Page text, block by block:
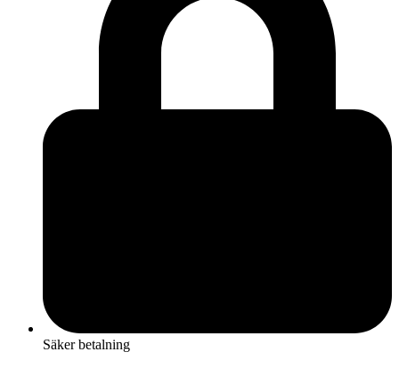
Säker betalning